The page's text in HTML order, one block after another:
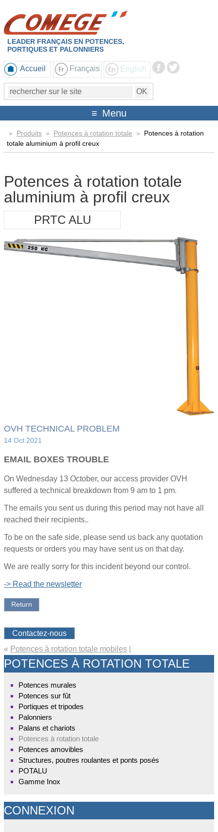
LEADER FRANÇAIS EN POTENCES,
PORTIQUES ET PALONNIERS
Accueil Français English
Menu
» Produits » Potences à rotation totale » Potences à rotation
totale aluminium à profil creux
Potences à rotation totale
aluminium à profil creux
PRTC ALU
OVH TECHNICAL PROBLEM
14 Oct 2021
EMAIL BOXES TROUBLE
On Wednesday 13 October, our access provider OVH
suffered a technical breakdown from 9 am to 1 pm.
The emails you sent us during this period may not have all
reached their recipients..
To be on the safe side, please send us back any quotation
requests or orders you may have sent us on that day.
We are really sorry for this incident beyond our control.
-> Read the newsletter
Return
Contactez-nous
« Potences à rotation totale mobiles
POTENCES À ROTATION TOTALE
Potences murales
Potences sur fût
Portiques et tripodes
Palonniers
Palans et chariots
Potences à rotation totale
Potences amovibles
Structures, poutres roulantes et ponts posés
POTALU
Gamme Inox
CONNEXION